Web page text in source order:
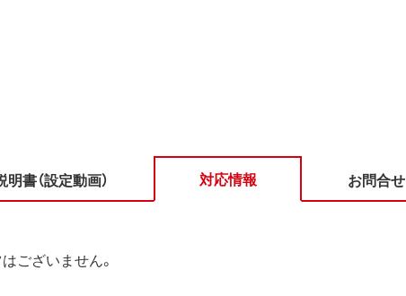
書（設定動画） 対応情報 お問合せ
ございません。